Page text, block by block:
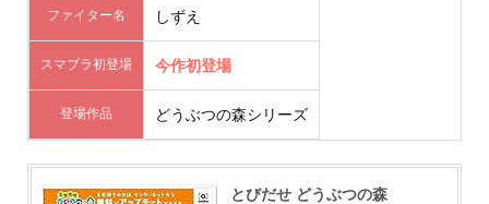
ファイター名 しずえ
スマブラ初登場 今作初登場
登場作品 どうぶつの森シリーズ
とびだせ どうぶつの森